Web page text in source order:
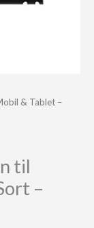
& Tablet –
til
–